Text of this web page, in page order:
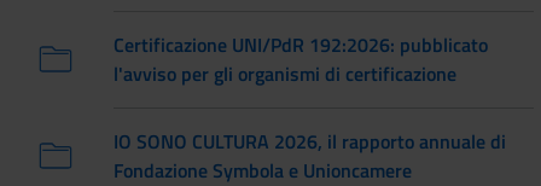
Certificazione UNI/PdR 192:2026: pubblicato
l'avviso per gli organismi di certificazione
IO SONO CULTURA 2026, il rapporto annuale di
Fondazione Symbola e Unioncamere